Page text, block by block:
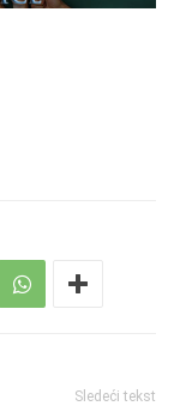
Sledeći tekst